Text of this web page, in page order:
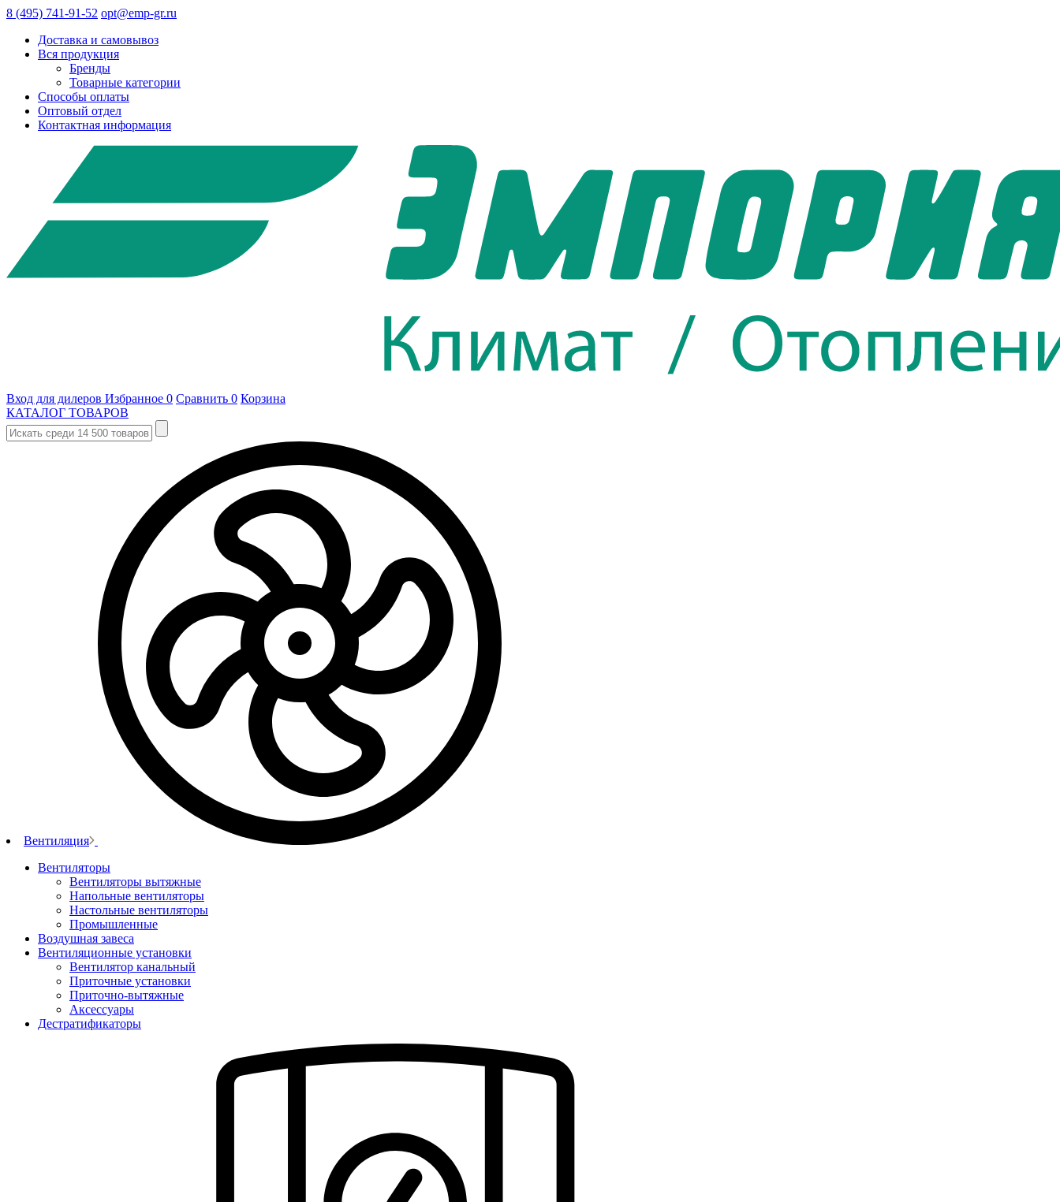
8 (495) 741-91-52 opt@emp-gr.ru
Доставка и самовывоз
Вся продукция
Бренды
Товарные категории
Способы оплаты
Оптовый отдел
Контактная информация
Вход для дилеров Избранное 0 Сравнить 0 Корзина
КАТАЛОГ ТОВАРОВ
Вентиляция
Вентиляторы
Вентиляторы вытяжные
Напольные вентиляторы
Настольные вентиляторы
Промышленные
Воздушная завеса
Вентиляционные установки
Вентилятор канальный
Приточные установки
Приточно-вытяжные
Аксессуары
Дестратификаторы